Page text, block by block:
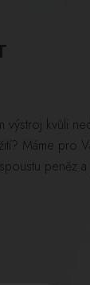
výstroj kvůli
Máme pro
peněz